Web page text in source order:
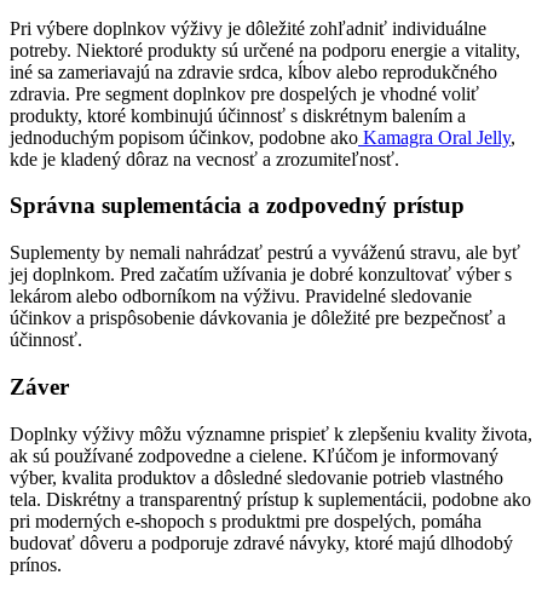
Pri výbere doplnkov výživy je dôležité zohľadniť individuálne
potreby. Niektoré produkty sú určené na podporu energie a vitality,
iné sa zameriavajú na zdravie srdca, kĺbov alebo reprodukčného
zdravia. Pre segment doplnkov pre dospelých je vhodné voliť
produkty, ktoré kombinujú účinnosť s diskrétnym balením a
jednoduchým popisom účinkov, podobne ako Kamagra Oral Jelly,
kde je kladený dôraz na vecnosť a zrozumiteľnosť.
Správna suplementácia a zodpovedný prístup
Suplementy by nemali nahrádzať pestrú a vyváženú stravu, ale byť
jej doplnkom. Pred začatím užívania je dobré konzultovať výber s
lekárom alebo odborníkom na výživu. Pravidelné sledovanie
účinkov a prispôsobenie dávkovania je dôležité pre bezpečnosť a
účinnosť.
Záver
Doplnky výživy môžu významne prispieť k zlepšeniu kvality života,
ak sú používané zodpovedne a cielene. Kľúčom je informovaný
výber, kvalita produktov a dôsledné sledovanie potrieb vlastného
tela. Diskrétny a transparentný prístup k suplementácii, podobne ako
pri moderných e-shopoch s produktmi pre dospelých, pomáha
budovať dôveru a podporuje zdravé návyky, ktoré majú dlhodobý
prínos.